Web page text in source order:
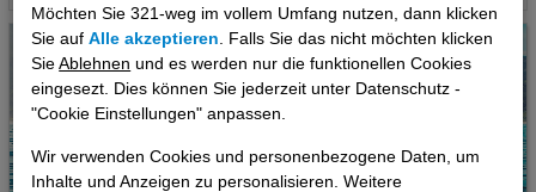
Möchten Sie 321-weg im vollem Umfang nutzen, dann klicken
Sie aufAlle akzeptieren . Falls Sie das nicht möchten klicken
SieAblehnen und es werden nur die funktionellen Cookies
eingesezt. Dies können Sie jederzeit unter Datenschutz -
"Cookie Einstellungen" anpassen.
Wir verwenden Cookies und personenbezogene Daten, um
Inhalte und Anzeigen zu personalisieren. Weitere